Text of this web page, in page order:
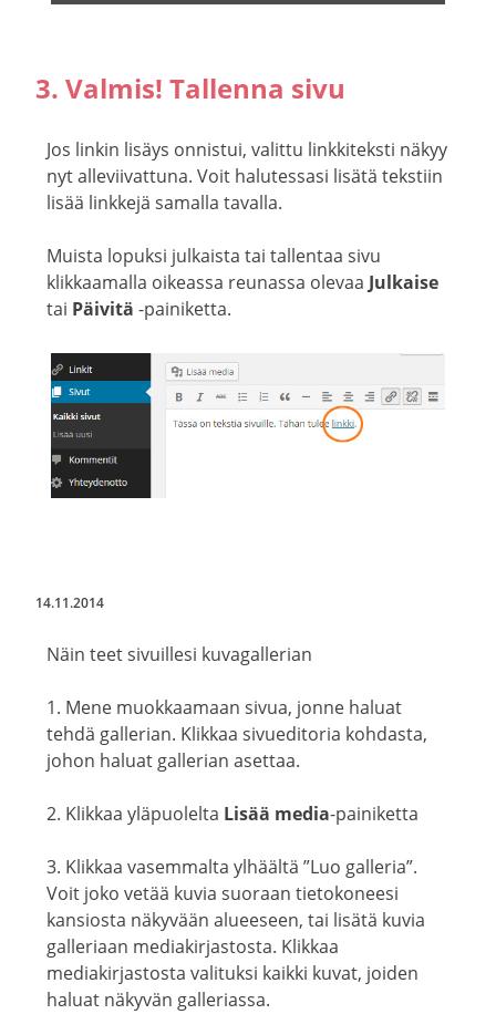
3. Valmis! Tallenna sivu
Jos linkin lisäys onnistui, valittu linkkiteksti näkyy
nyt alleviivattuna. Voit halutessasi lisätä tekstiin
lisää linkkejä samalla tavalla.
Muista lopuksi julkaista tai tallentaa sivu
klikkaamalla oikeassa reunassa olevaa Julkaise
tai Päivitä -painiketta.
14.11.2014
Näin teet sivuillesi kuvagallerian
1. Mene muokkaamaan sivua, jonne haluat
tehdä gallerian. Klikkaa sivueditoria kohdasta,
johon haluat gallerian asettaa.
2. Klikkaa yläpuolelta Lisää media-painiketta
3. Klikkaa vasemmalta ylhäältä ”Luo galleria”.
Voit joko vetää kuvia suoraan tietokoneesi
kansiosta näkyvään alueeseen, tai lisätä kuvia
galleriaan mediakirjastosta. Klikkaa
mediakirjastosta valituksi kaikki kuvat, joiden
haluat näkyvän galleriassa.